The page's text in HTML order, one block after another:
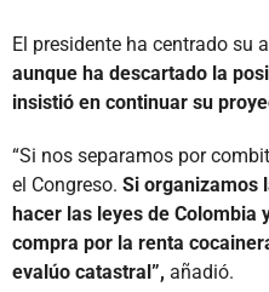
El presidente ha centrado su
aunque ha descartado la
insistió en continuar su
“Si nos separamos por
el Congreso. Si organizamos
hacer las leyes de Colombia
compra por la renta
evalúo catastral”, añadió.